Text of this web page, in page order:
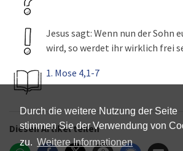
Durch die weitere Nutzung der Seite
stimmen Sie der Verwendung von
zu. Weitere Informationen
Jesus sagt: Wenn nun der Sohn
wird, so werdet ihr wirklich frei
1. Mose 4,1-7
Diesen Artikel teilen